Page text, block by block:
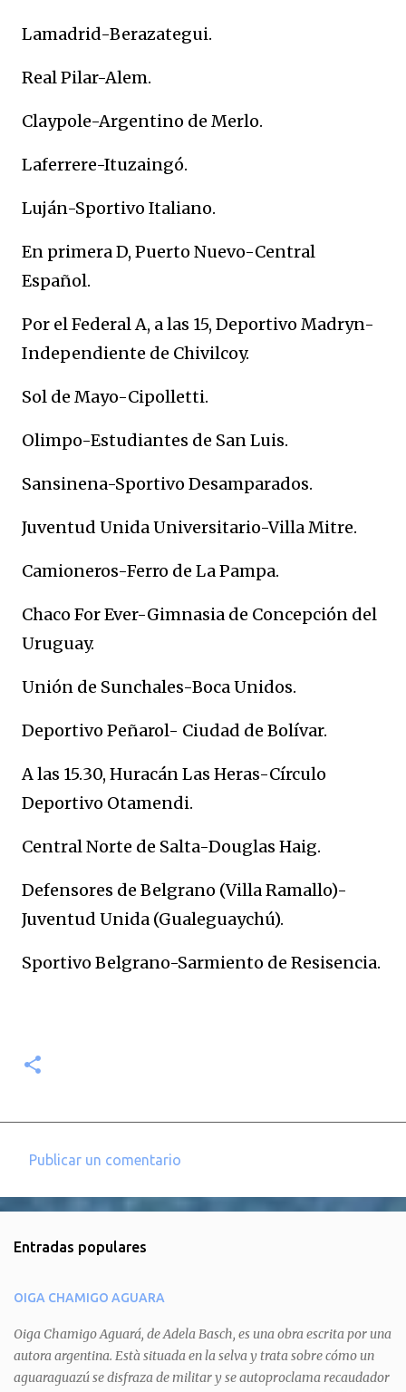
Lamadrid-Berazategui.
Real Pilar-Alem.
Claypole-Argentino de Merlo.
Laferrere-Ituzaingó.
Luján-Sportivo Italiano.
En primera D, Puerto Nuevo-Central
Español.
Por el Federal A, a las 15, Deportivo Madryn-
Independiente de Chivilcoy.
Sol de Mayo-Cipolletti.
Olimpo-Estudiantes de San Luis.
Sansinena-Sportivo Desamparados.
Juventud Unida Universitario-Villa Mitre.
Camioneros-Ferro de La Pampa.
Chaco For Ever-Gimnasia de Concepción del
Uruguay.
Unión de Sunchales-Boca Unidos.
Deportivo Peñarol- Ciudad de Bolívar.
A las 15.30, Huracán Las Heras-Círculo
Deportivo Otamendi.
Central Norte de Salta-Douglas Haig.
Defensores de Belgrano (Villa Ramallo)-
Juventud Unida (Gualeguaychú).
Sportivo Belgrano-Sarmiento de Resisencia.
e
t
a
r
i
Publicar un comentario
Entradas populares
OIGA CHAMIGO AGUARA
Oiga Chamigo Aguará, de Adela Basch, es una obra escrita por una
autora argentina. Està situada en la selva y trata sobre cómo un
aguaraguazú se disfraza de militar y se autoproclama recaudador